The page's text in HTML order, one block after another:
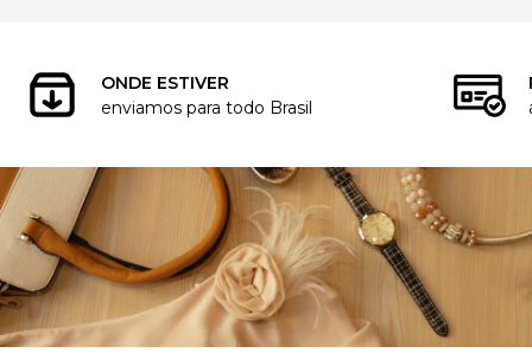
ONDE ESTIVER
enviamos para todo Brasil